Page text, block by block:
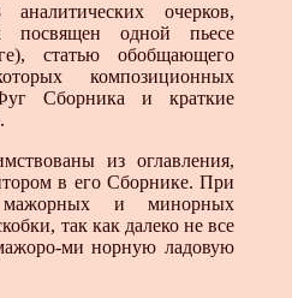
очерков,
посвящен одной пьесе
статью обобщающего
композиционных
Сборника и краткие
из оглавления,
в его Сборнике. При
мажорных и минорных
так как далеко не все
ми норную ладовую